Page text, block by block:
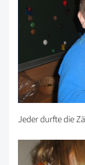
Jeder durfte die